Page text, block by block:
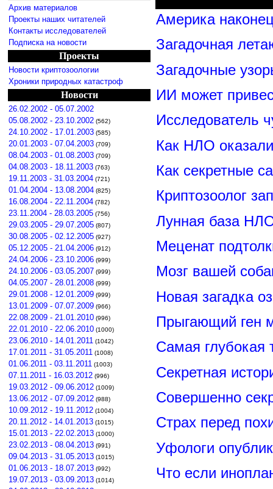
Архив материалов
Проекты наших читателей
Контакты исследователей
Подписка на новости
Проекты
Новости криптозоологии
Хроники природных катастроф
Новости
26.02.2002 - 05.07.2002
05.08.2002 - 23.10.2002 (562)
24.10.2002 - 17.01.2003 (585)
20.01.2003 - 07.04.2003 (709)
08.04.2003 - 01.08.2003 (709)
04.08.2003 - 18.11.2003 (763)
19.11.2003 - 31.03.2004 (721)
01.04.2004 - 13.08.2004 (825)
16.08.2004 - 22.11.2004 (782)
23.11.2004 - 28.03.2005 (756)
29.03.2005 - 29.07.2005 (807)
30.08.2005 - 02.12.2005 (927)
05.12.2005 - 21.04.2006 (912)
24.04.2006 - 23.10.2006 (999)
24.10.2006 - 03.05.2007 (999)
04.05.2007 - 28.01.2008 (999)
29.01.2008 - 12.01.2009 (999)
13.01.2009 - 07.07.2009 (966)
22.08.2009 - 21.01.2010 (996)
22.01.2010 - 22.06.2010 (1000)
23.06.2010 - 14.01.2011 (1042)
17.01.2011 - 31.05.2011 (1008)
01.06.2011 - 03.11.2011 (1003)
07.11.2011 - 16.03.2012 (996)
19.03.2012 - 09.06.2012 (1009)
13.06.2012 - 07.09.2012 (988)
10.09.2012 - 19.11.2012 (1004)
20.11.2012 - 14.01.2013 (1015)
15.01.2013 - 22.02.2013 (1000)
23.02.2013 - 08.04.2013 (991)
09.04.2013 - 31.05.2013 (1015)
01.06.2013 - 18.07.2013 (992)
19.07.2013 - 03.09.2013 (1014)
Америка
Загадочная
Загадочные
ИИ может
Исследователь
Как НЛО
Как секретные
Криптозоолог
Лунная база
Меценат
Мозг вашей
Новая загадка
Прыгающий ген
Самая глубокая
Секретная
Совершенно
Страх перед
Уфологи
Что если